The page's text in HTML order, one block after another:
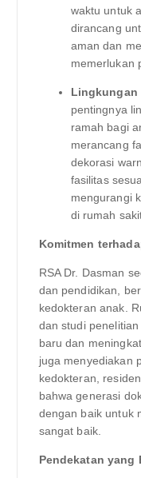
waktu untuk
dirancang
aman dan
memerlukan
Lingkungan
pentingnya
ramah bagi
merancang
dekorasi
fasilitas
mengurangi
di rumah
Komitmen
RSA Dr. Dasman
dan pendidikan,
kedokteran anak.
dan studi
baru dan
juga menyediakan
kedokteran,
bahwa generasi
dengan baik untuk
sangat baik.
Pendekatan yang